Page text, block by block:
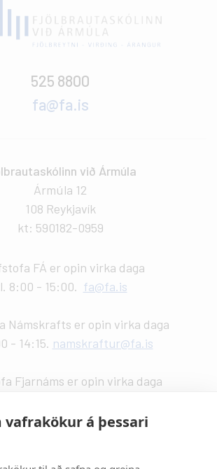
vafrakökur á þessari
525 8800
fa@fa.is
við Ármúla
Ármúla 12
108 Reykjavík
kt: 590182-0959
FÁ er opin virka daga
8:00 - 15:00. fa@fa.is
Námskrafts er opin virka daga
- 14:15. namskraftur@fa.is
Fjarnáms er opin virka daga